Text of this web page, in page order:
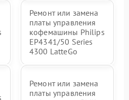
Ремонт или замена
платы управления
кофемашины Philips
EP4341/50 Series
4300 LatteGo
Ремонт или замена
платы управления